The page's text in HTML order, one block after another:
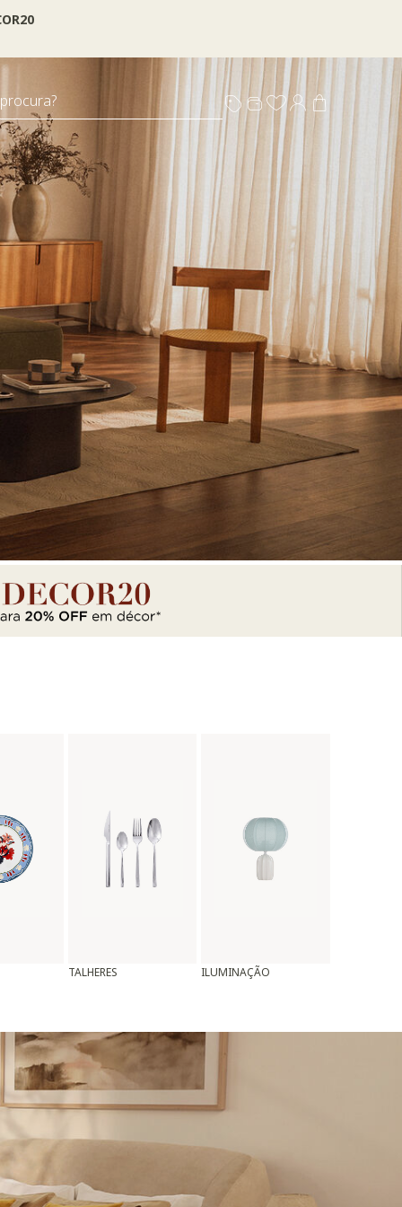
TALHERES ILUMINAÇÃO